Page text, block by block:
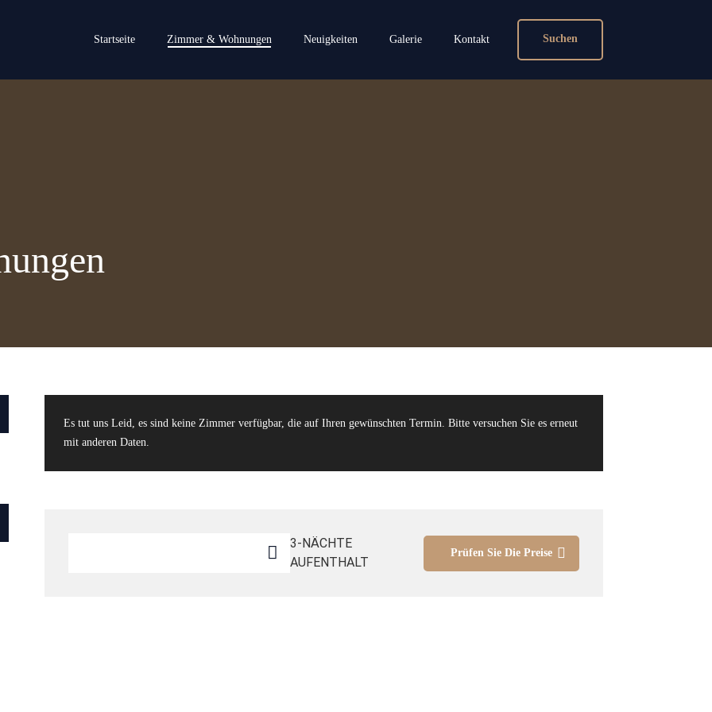
Startseite Zimmer & Wohnungen Neuigkeiten Galerie Kontakt Suchen
Es tut uns Leid, es sind keine Zimmer verfügbar, die auf Ihren gewünschten Termin. Bitte versuchen Sie es erneut
mit anderen Daten.
3-NÄCHTE
AUFENTHALT
Prüfen Sie Die Preise